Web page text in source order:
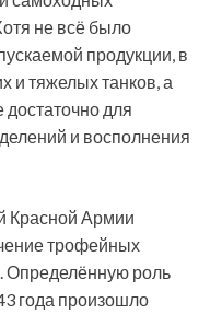
не всё было
продукции, в
и тяжелых танков, а
для
и восполнения
Красной Армии
трофейных
Определённую роль
года произошло